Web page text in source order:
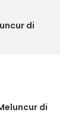
di
di